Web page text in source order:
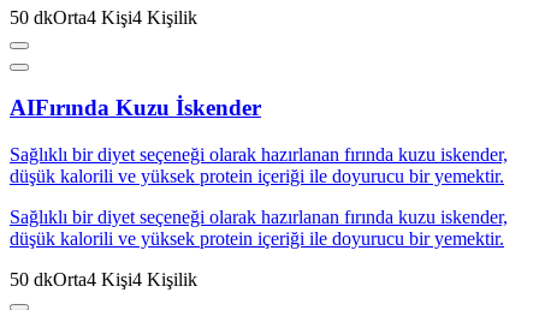
50 dkOrta4 Kişi4 Kişilik
AIFırında Kuzu İskender
Sağlıklı bir diyet seçeneği olarak hazırlanan fırında kuzu iskender,
düşük kalorili ve yüksek protein içeriği ile doyurucu bir yemektir.
Sağlıklı bir diyet seçeneği olarak hazırlanan fırında kuzu iskender,
düşük kalorili ve yüksek protein içeriği ile doyurucu bir yemektir.
50 dkOrta4 Kişi4 Kişilik